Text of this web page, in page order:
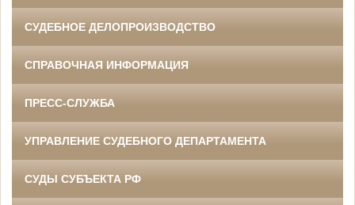
СУДЕБНОЕ ДЕЛОПРОИЗВОДСТВО
СПРАВОЧНАЯ ИНФОРМАЦИЯ
ПРЕСС-СЛУЖБА
УПРАВЛЕНИЕ СУДЕБНОГО ДЕПАРТАМЕНТА
СУДЫ СУБЪЕКТА РФ